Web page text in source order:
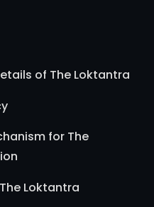
of The Loktantra
for The
Loktantra